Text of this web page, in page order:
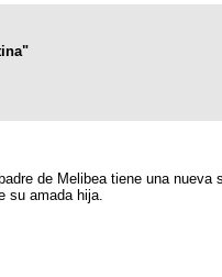
de Melibea tiene una
su amada hija.